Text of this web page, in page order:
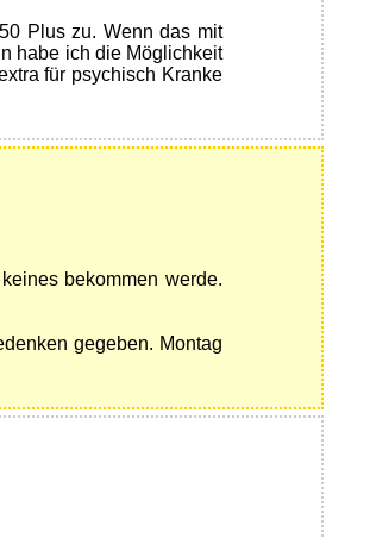
Plus zu. Wenn das mit
habe ich die Möglichkeit
für psychisch Kranke
bekommen werde.
gegeben. Montag